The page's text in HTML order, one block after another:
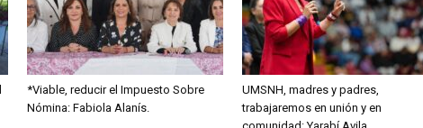
*Viable, reducir el Impuesto Sobre
Nómina: Fabiola Alanís.
UMSNH, madres y padres,
trabajaremos en unión y en